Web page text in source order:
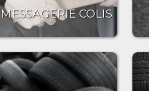
MESSAGERIE COLIS